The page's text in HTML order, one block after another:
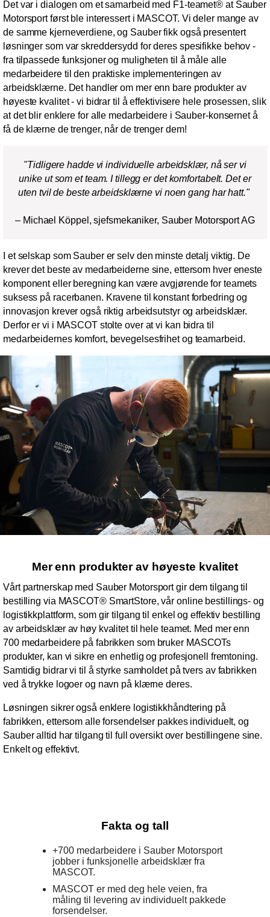
Det var i dialogen om et samarbeid med F1-teamet® at Sauber
Motorsport først ble interessert i MASCOT. Vi deler mange av
de samme kjerneverdiene, og Sauber fikk også presentert
løsninger som var skreddersydd for deres spesifikke behov -
fra tilpassede funksjoner og muligheten til å måle alle
medarbeidere til den praktiske implementeringen av
arbeidsklærne. Det handler om mer enn bare produkter av
høyeste kvalitet - vi bidrar til å effektivisere hele prosessen, slik
at det blir enklere for alle medarbeidere i Sauber-konsernet å
få de klærne de trenger, når de trenger dem!
"Tidligere hadde vi individuelle arbeidsklær, nå ser vi
unike ut som et team. I tillegg er det komfortabelt. Det er
uten tvil de beste arbeidsklærne vi noen gang har hatt."
– Michael Köppel, sjefsmekaniker, Sauber Motorsport AG
I et selskap som Sauber er selv den minste detalj viktig. De
krever det beste av medarbeiderne sine, ettersom hver eneste
komponent eller beregning kan være avgjørende for teamets
suksess på racerbanen. Kravene til konstant forbedring og
innovasjon krever også riktig arbeidsutstyr og arbeidsklær.
Derfor er vi i MASCOT stolte over at vi kan bidra til
medarbeidernes komfort, bevegelsesfrihet og teamarbeid.
Mer enn produkter av høyeste kvalitet
Vårt partnerskap med Sauber Motorsport gir dem tilgang til
bestilling via MASCOT® SmartStore, vår online bestillings- og
logistikkplattform, som gir tilgang til enkel og effektiv bestilling
av arbeidsklær av høy kvalitet til hele teamet. Med mer enn
700 medarbeidere på fabrikken som bruker MASCOTs
produkter, kan vi sikre en enhetlig og profesjonell fremtoning.
Samtidig bidrar vi til å styrke samholdet på tvers av fabrikken
ved å trykke logoer og navn på klærne deres.
Løsningen sikrer også enklere logistikkhåndtering på
fabrikken, ettersom alle forsendelser pakkes individuelt, og
Sauber alltid har tilgang til full oversikt over bestillingene sine.
Enkelt og effektivt.
Fakta og tall
+700 medarbeidere i Sauber Motorsport
jobber i funksjonelle arbeidsklær fra
MASCOT.
MASCOT er med deg hele veien, fra
måling til levering av individuelt pakkede
forsendelser.